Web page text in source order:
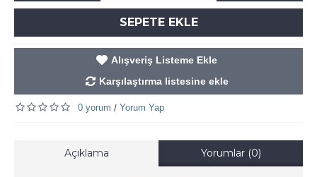
SEPETE EKLE
Alışveriş Listeme Ekle
Karşılaştırma listesine ekle
0 yorum / Yorum Yap
Açıklama Yorumlar (0)